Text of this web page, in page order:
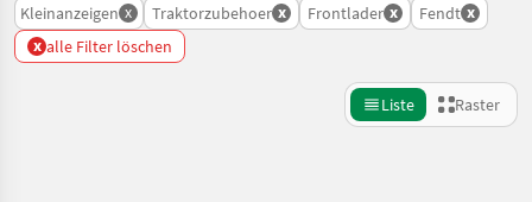
Kleinanzeigen x Traktorzubehoer x Frontlader x Fendt x
x alle Filter löschen
Liste Raster